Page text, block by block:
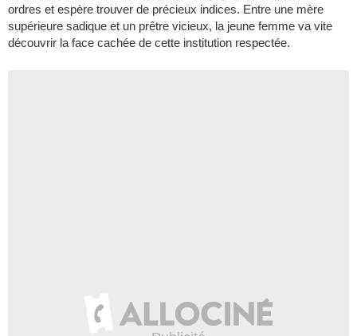
ordres et espère trouver de précieux indices. Entre une mère
supérieure sadique et un prêtre vicieux, la jeune femme va vite
découvrir la face cachée de cette institution respectée.